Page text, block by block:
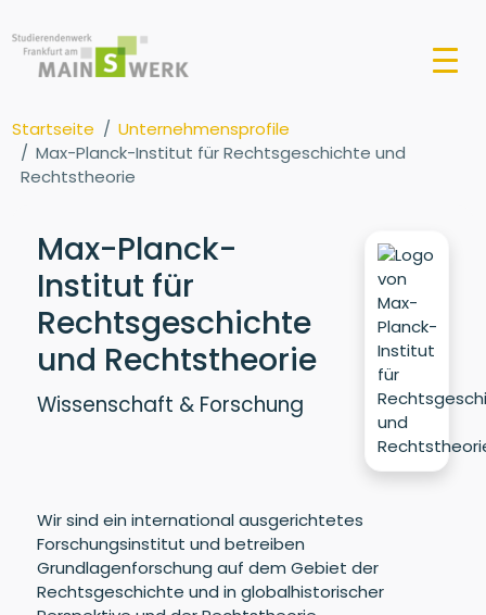
Startseite
Unternehmensprofile
Max-Planck-Institut für Rechtsgeschichte und
Rechtstheorie
Max-Planck-
Institut für
Rechtsgeschichte
und Rechtstheorie
Wissenschaft & Forschung
Wir sind ein international ausgerichtetes
Forschungsinstitut und betreiben
Grundlagenforschung auf dem Gebiet der
Rechtsgeschichte und in globalhistorischer